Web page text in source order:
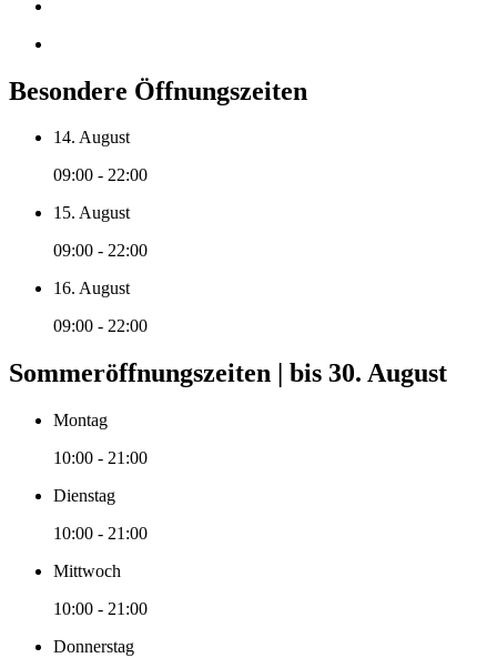
Besondere Öffnungszeiten
14. August
09:00 - 22:00
15. August
09:00 - 22:00
16. August
09:00 - 22:00
Sommeröffnungszeiten | bis 30. August
Montag
10:00 - 21:00
Dienstag
10:00 - 21:00
Mittwoch
10:00 - 21:00
Donnerstag